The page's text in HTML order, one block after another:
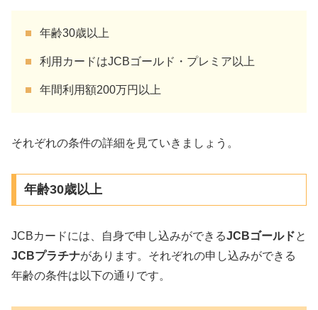
年齢30歳以上
利用カードはJCBゴールド・プレミア以上
年間利用額200万円以上
それぞれの条件の詳細を見ていきましょう。
年齢30歳以上
JCBカードには、自身で申し込みができるJCBゴールドと
JCBプラチナがあります。それぞれの申し込みができる
年齢の条件は以下の通りです。